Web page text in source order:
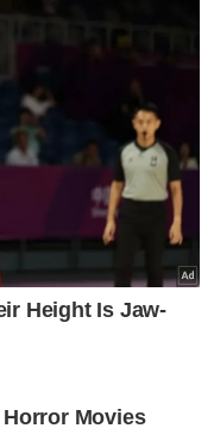
selekoh. Ia juga
kadar
kerana
motosikal yang
tetapi
komponen
pasaran
banyak,”